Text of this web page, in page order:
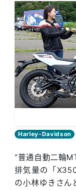
Harley-Davidson
“普通自動二輪
排気量の「
の小林ゆきさん